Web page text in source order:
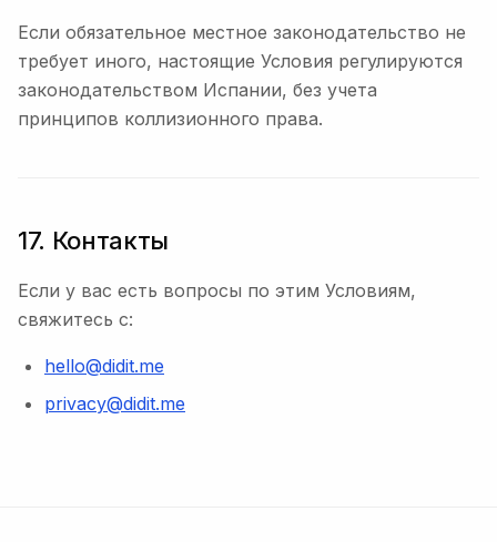
Если обязательное местное законодательство не
требует иного, настоящие Условия регулируются
законодательством Испании, без учета
принципов коллизионного права.
17. Контакты
Если у вас есть вопросы по этим Условиям,
свяжитесь с:
hello@didit.me
privacy@didit.me